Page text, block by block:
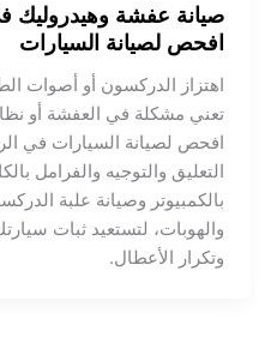
صيانة عفشة وهيدروليك
افحص لصيانة السيارات
اهتزاز الدركسون أو أصوات
تعني مشكلة في العفشة أو
افحص لصيانة السيارات في
التعليق والتوجيه والفرامل
بالكمبيوتر وصيانة علبة
والهوبات، لتستعيد ثبات
وتكرار الأعطال.